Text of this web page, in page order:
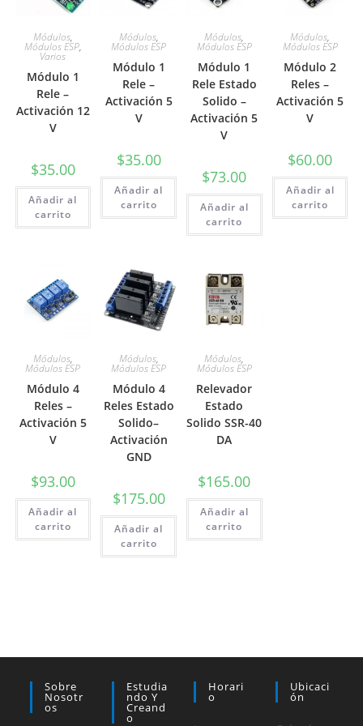
Módulos,
Módulos ESP,
Varios
Módulo 1
Rele –
Activación 12
V
$35.00
Añadir al
carrito
Módulos,
Módulos ESP
Módulo 1
Rele –
Activación 5
V
$35.00
Añadir al
carrito
Módulos,
Módulos ESP
Módulo 1
Rele Estado
Solido –
Activación 5
V
$73.00
Añadir al
carrito
Módulos,
Módulos ESP
Módulo 2
Reles –
Activación 5
V
$60.00
Añadir al
carrito
Módulos,
Módulos ESP
Módulo 4
Reles –
Activación 5
V
$93.00
Añadir al
carrito
Módulos,
Módulos ESP
Módulo 4
Reles Estado
Solido–
Activación
GND
$175.00
Añadir al
carrito
Módulos,
Módulos ESP
Relevador
Estado
Solido SSR-40
DA
$165.00
Añadir al
carrito
Sobre
Nosotr
Os
Estudia
Ndo Y
Creand
O
Horari
O
Ubicaci
Ón